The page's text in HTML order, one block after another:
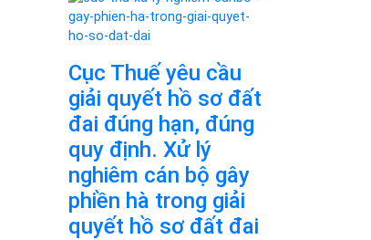
Cục Thuế yêu cầu
giải quyết hồ sơ đất
đai đúng hạn, đúng
quy định. Xử lý
nghiêm cán bộ gây
phiền hà trong giải
quyết hồ sơ đất đai